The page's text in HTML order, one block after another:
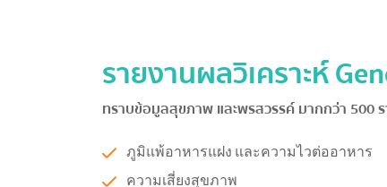
รายงานผลวิเคราะห์
ทราบข้อมูลสุขภาพ และพรสวรรค์ มากกว่า 500
ภูมิแพ้อาหารแฝง และความไวต่ออาหาร
ความเสี่ยงสุขภาพ